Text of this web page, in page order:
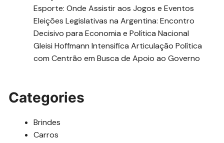
Esporte: Onde Assistir aos Jogos e Eventos
Eleições Legislativas na Argentina: Encontro
Decisivo para Economia e Política Nacional
Gleisi Hoffmann Intensifica Articulação Política
com Centrão em Busca de Apoio ao Governo
Categories
Brindes
Carros